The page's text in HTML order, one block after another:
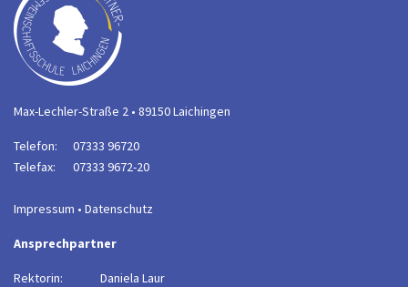
Max-Lechler-Straße 2 • 89150 Laichingen
Telefon:
07333 96720
Telefax:
07333 9672-20
Impressum • Datenschutz
Ansprechpartner
Rektorin:
Daniela Laur